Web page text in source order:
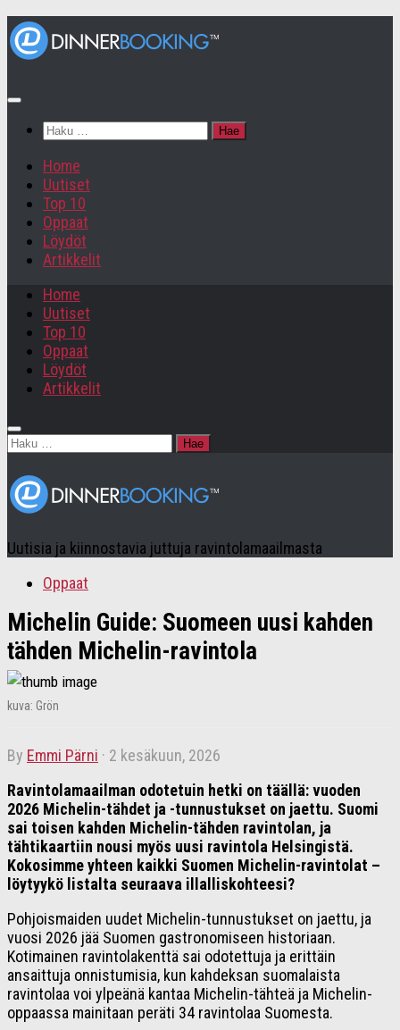
Haku:
Home
Uutiset
Top 10
Oppaat
Löydöt
Artikkelit
Home
Uutiset
Top 10
Oppaat
Löydöt
Artikkelit
Haku:
Uutisia ja kiinnostavia juttuja ravintolamaailmasta
Oppaat
Michelin Guide: Suomeen uusi kahden
tähden Michelin-ravintola
kuva: Grön
by Emmi Pärni · 2 kesäkuun, 2026
Ravintolamaailman odotetuin hetki on täällä: vuoden
2026 Michelin-tähdet ja -tunnustukset on jaettu. Suomi
sai toisen kahden Michelin-tähden ravintolan, ja
tähtikaartiin nousi myös uusi ravintola Helsingistä.
Kokosimme yhteen kaikki Suomen Michelin-ravintolat –
löytyykö listalta seuraava illalliskohteesi?
Pohjoismaiden uudet Michelin-tunnustukset on jaettu, ja
vuosi 2026 jää Suomen gastronomiseen historiaan.
Kotimainen ravintolakenttä sai odotettuja ja erittäin
ansaittuja onnistumisia, kun kahdeksan suomalaista
ravintolaa voi ylpeänä kantaa Michelin-tähteä ja Michelin-
oppaassa mainitaan peräti 34 ravintolaa Suomesta.